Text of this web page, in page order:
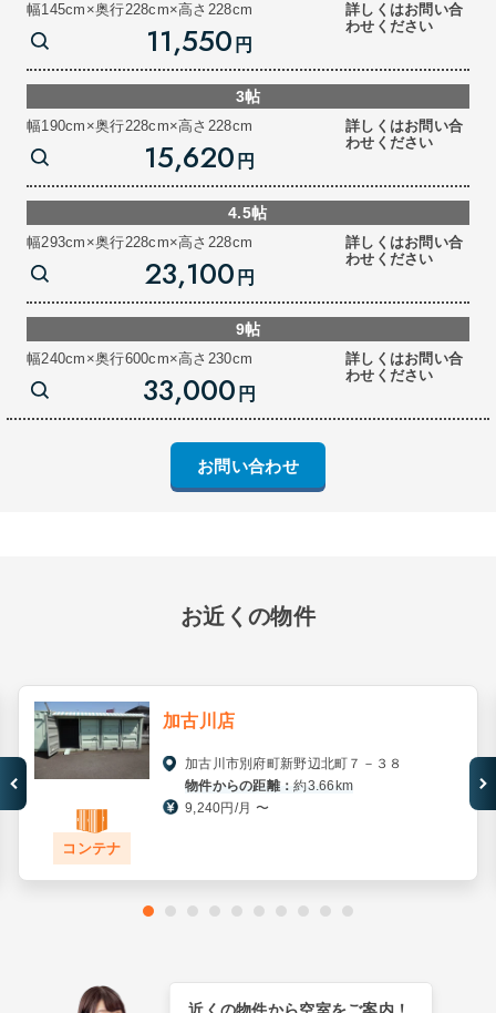
幅145cm×奥行228cm×高さ228cm
11,550 円
詳しくはお問い合
わせください
3帖
幅190cm×奥行228cm×高さ228cm
15,620 円
詳しくはお問い合
わせください
4.5帖
幅293cm×奥行228cm×高さ228cm
23,100 円
詳しくはお問い合
わせください
9帖
幅240cm×奥行600cm×高さ230cm
33,000 円
詳しくはお問い合
わせください
お問い合わせ
お近くの物件
コンテナ
加古川店
加古川市別府町新野辺北町７－３８
物件からの距離：約3.66km
9,240円/月 〜
近くの物件から空室をご案内！